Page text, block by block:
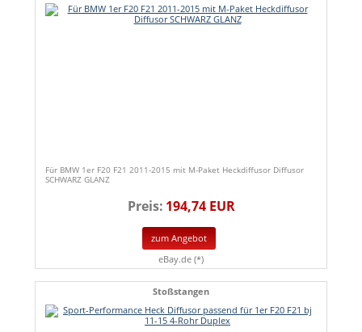
Für BMW 1er F20 F21 2011-2015 mit M-Paket Heckdiffusor Diffusor
SCHWARZ GLANZ
Preis: 194,74 EUR
zum Angebot
eBay.de (*)
Stoßstangen